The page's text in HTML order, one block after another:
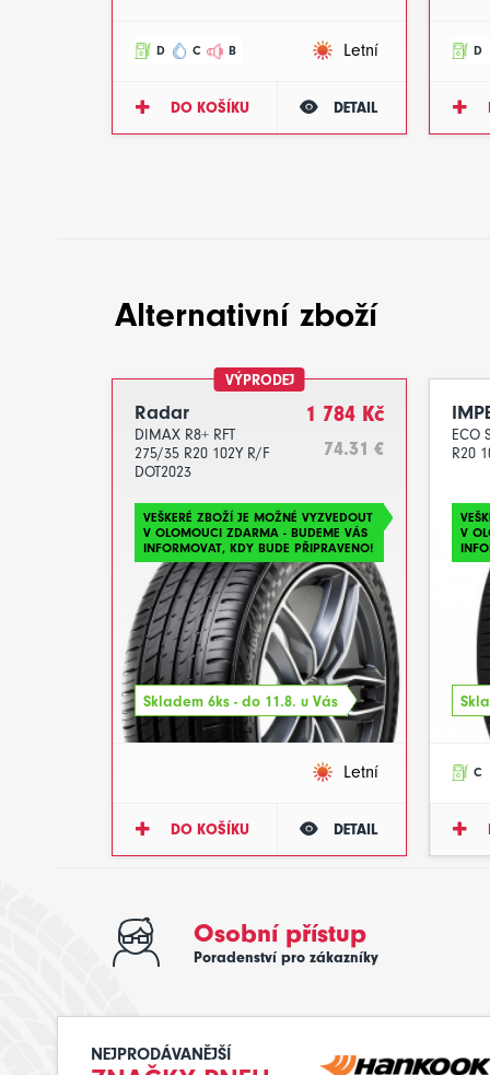
D C B Letní
DO KOŠÍKU DETAIL
D
Alternativní zboží
VÝPRODEJ
Radar
DIMAX R8+ RFT
275/35 R20 102Y R/F
DOT2023
1 784 Kč
74.31 €
VEŠKERÉ ZBOŽÍ JE MOŽNÉ VYZVEDOUT
V OLOMOUCI ZDARMA - BUDEME VÁS
INFORMOVAT, KDY BUDE PŘIPRAVENO!
Skladem 6ks - do 11.8. u Vás
Letní
DO KOŠÍKU DETAIL
ECO
R20
V
C
Osobní přístup
Poradenství pro zákazníky
NEJPRODÁVANĚJŠÍ